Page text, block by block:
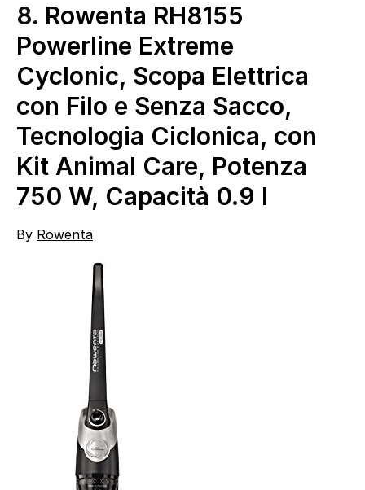
8. Rowenta RH8155
Powerline Extreme
Cyclonic, Scopa Elettrica
con Filo e Senza Sacco,
Tecnologia Ciclonica, con
Kit Animal Care, Potenza
750 W, Capacità 0.9 l
By Rowenta